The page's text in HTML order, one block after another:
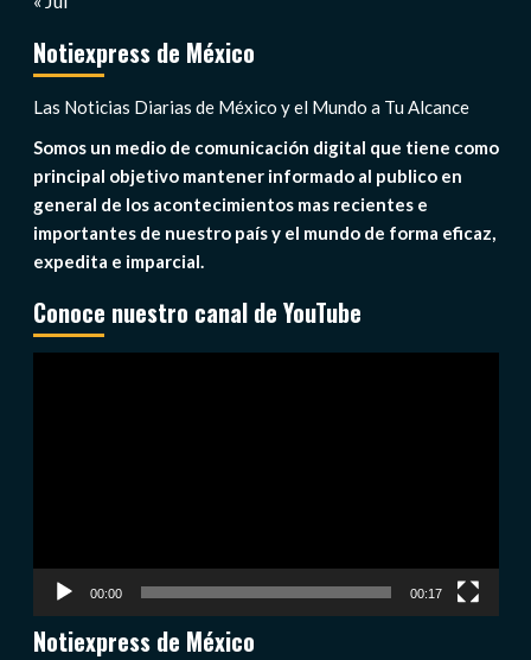
Notiexpress de México
Las Noticias Diarias de México y el Mundo a Tu Alcance
Somos un medio de comunicación digital que tiene como
principal objetivo mantener informado al publico en
general de los acontecimientos mas recientes e
importantes de nuestro país y el mundo de forma eficaz,
expedita e imparcial.
Conoce nuestro canal de YouTube
00:00 00:17
Notiexpress de México